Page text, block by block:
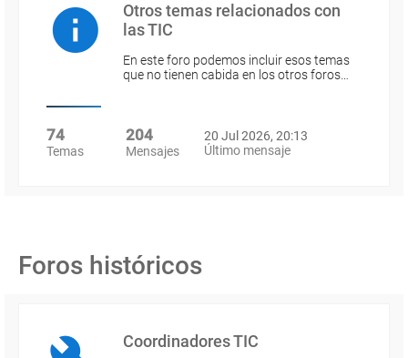
Otros temas relacionados con
las TIC
En este foro podemos incluir esos temas
que no tienen cabida en los otros foros…
74
Temas
204
Mensajes
20 Jul 2026, 20:13
Último mensaje
Foros históricos
Coordinadores TIC